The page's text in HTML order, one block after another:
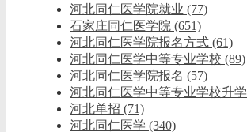
河北同仁医学院就业 (77)
石家庄同仁医学院 (651)
河北同仁医学院报名方式 (61)
河北同仁医学中等专业学校 (89)
河北同仁医学院报名 (57)
河北同仁医学中等专业学校升学
河北单招 (71)
河北同仁医学 (340)